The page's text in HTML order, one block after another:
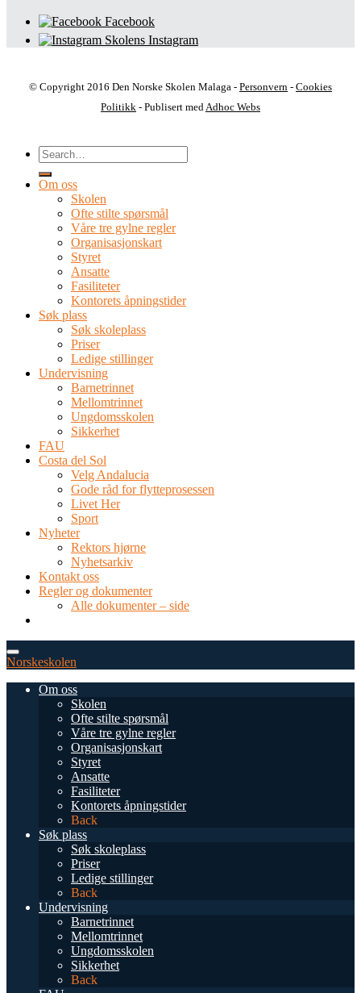
Facebook
Skolens Instagram
© Copyright 2016 Den Norske Skolen Malaga - Personvern - Cookies
Politikk - Publisert medAdhoc Webs
Om oss
Skolen
Ofte stilte spørsmål
Våre tre gylne regler
Organisasjonskart
Styret
Ansatte
Fasiliteter
Kontorets åpningstider
Søk plass
Søk skoleplass
Priser
Ledige stillinger
Undervisning
Barnetrinnet
Mellomtrinnet
Ungdomsskolen
Sikkerhet
FAU
Costa del Sol
Velg Andalucia
Gode råd for flytteprosessen
Livet Her
Sport
Nyheter
Rektors hjørne
Nyhetsarkiv
Kontakt oss
Regler og dokumenter
Alle dokumenter – side
Norskeskolen
Om oss
Skolen
Ofte stilte spørsmål
Våre tre gylne regler
Organisasjonskart
Styret
Ansatte
Fasiliteter
Kontorets åpningstider
Back
Søk plass
Søk skoleplass
Priser
Ledige stillinger
Back
Undervisning
Barnetrinnet
Mellomtrinnet
Ungdomsskolen
Sikkerhet
Back